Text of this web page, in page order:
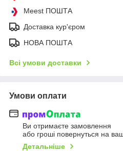
Meest ПОШТА
Доставка кур'єром
НОВА ПОШТА
Всі умови доставки
Умови оплати
Ви отримаєте замовлення
або гроші повернуться на
Детальніше